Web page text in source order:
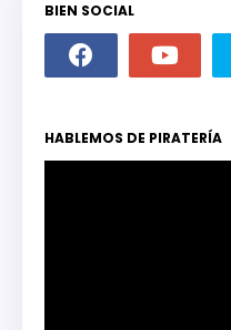
BIEN SOCIAL
HABLEMOS DE PIRATERÍA